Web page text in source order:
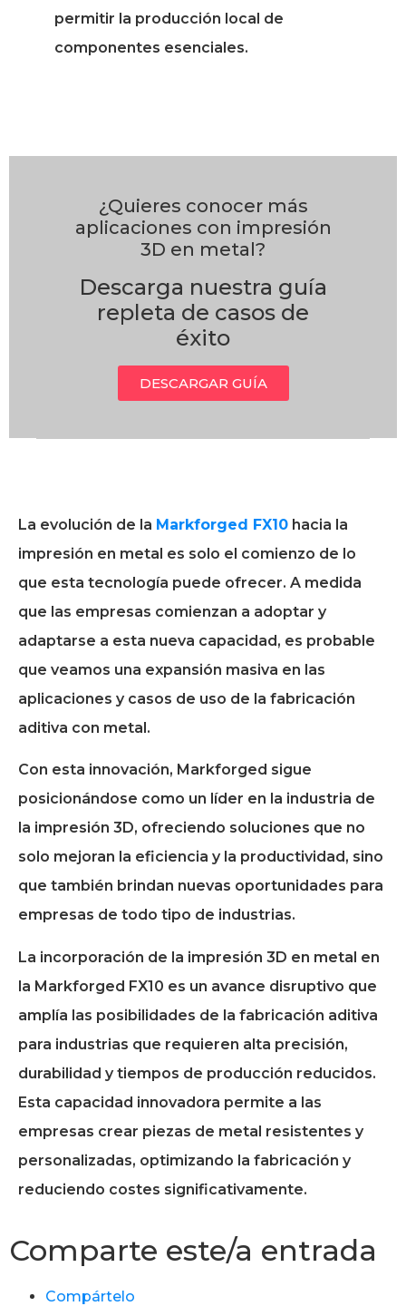
permitir la producción local de
componentes esenciales.
¿Quieres conocer más
aplicaciones con impresión
3D en metal?
Descarga nuestra guía
repleta de casos de
éxito
DESCARGAR GUÍA
La evolución de la Markforged FX10 hacia la
impresión en metal es solo el comienzo de lo
que esta tecnología puede ofrecer. A medida
que las empresas comienzan a adoptar y
adaptarse a esta nueva capacidad, es probable
que veamos una expansión masiva en las
aplicaciones y casos de uso de la fabricación
aditiva con metal.
Con esta innovación, Markforged sigue
posicionándose como un líder en la industria de
la impresión 3D, ofreciendo soluciones que no
solo mejoran la eficiencia y la productividad, sino
que también brindan nuevas oportunidades para
empresas de todo tipo de industrias.
La incorporación de la impresión 3D en metal en
la Markforged FX10 es un avance disruptivo que
amplía las posibilidades de la fabricación aditiva
para industrias que requieren alta precisión,
durabilidad y tiempos de producción reducidos.
Esta capacidad innovadora permite a las
empresas crear piezas de metal resistentes y
personalizadas, optimizando la fabricación y
reduciendo costes significativamente.
Comparte este/a entrada
Compártelo